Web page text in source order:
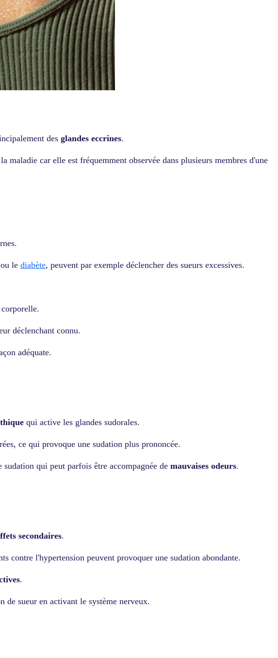
des glandes eccrines.
maladie car elle est fréquemment observée dans plusieurs membres d'une
le diabète, peuvent par exemple déclencher des sueurs excessives.
déclenchant connu.
adéquate.
qui active les glandes sudorales.
ce qui provoque une sudation plus prononcée.
qui peut parfois être accompagnée de mauvaises odeurs.
secondaires.
contre l'hypertension peuvent provoquer une sudation abondante.
.
de sueur en activant le système nerveux.